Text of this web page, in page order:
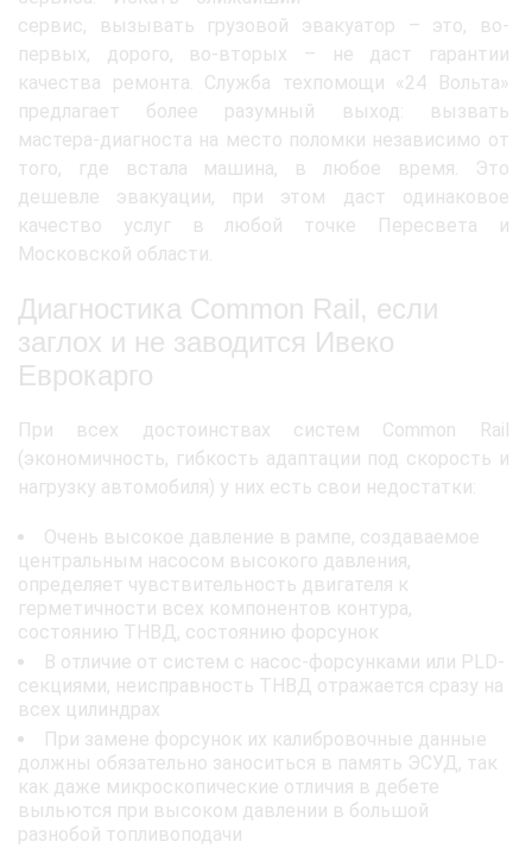
сервис, вызывать грузовой эвакуатор – это, во-
первых, дорого, во-вторых – не даст гарантии
качества ремонта. Служба техпомощи «24 Вольта»
предлагает более разумный выход: вызвать
мастера-диагноста на место поломки независимо от
того, где встала машина, в любое время. Это
дешевле эвакуации, при этом даст одинаковое
качество услуг в любой точке Пересвета и
Московской области.
Диагностика Common Rail, если
заглох и не заводится Ивеко
Еврокарго
При всех достоинствах систем Common Rail
(экономичность, гибкость адаптации под скорость и
нагрузку автомобиля) у них есть свои недостатки:
Очень высокое давление в рампе, создаваемое
центральным насосом высокого давления,
определяет чувствительность двигателя к
герметичности всех компонентов контура,
состоянию ТНВД, состоянию форсунок
В отличие от систем с насос-форсунками или PLD-
секциями, неисправность ТНВД отражается сразу на
всех цилиндрах
При замене форсунок их калибровочные данные
должны обязательно заноситься в память ЭСУД, так
как даже микроскопические отличия в дебете
выльются при высоком давлении в большой
разнобой топливоподачи